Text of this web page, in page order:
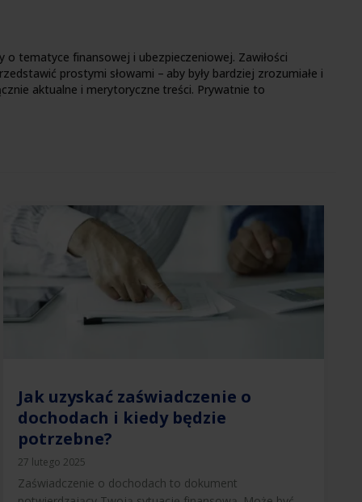
tematyce finansowej i ubezpieczeniowej. Zawiłości
prostymi słowami – aby były bardziej zrozumiałe i
aktualne i merytoryczne treści. Prywatnie to
Jak uzyskać zaświadczenie o
dochodach i kiedy będzie
potrzebne?
27 lutego 2025
Zaświadczenie o dochodach to dokument